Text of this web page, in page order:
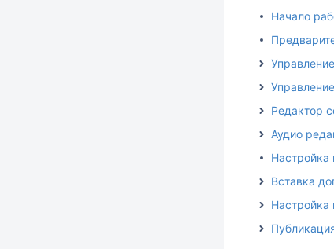
Начало
Редактор
Аудио
Вставка
Настройка